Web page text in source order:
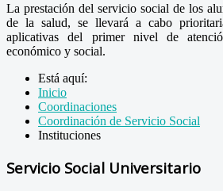
La prestación del servicio social de los
de la salud, se llevará a cabo
aplicativas del primer nivel de
económico y social.
Está aquí:
Inicio
Coordinaciones
Coordinación de Servicio Social
Instituciones
Servicio Social Universitario